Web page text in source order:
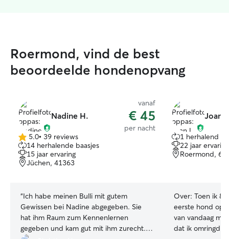
Roermond, vind de best
beoordeelde hondenopvang
Nadine H.
vanaf
€ 45
per nacht
5.0
van
5
sterren
5.0• 39 reviews
14 herhalende baasjes
15 jaar ervaring
Jüchen, 41363
“Ich habe meinen Bulli mit gutem
Gewissen bei Nadine abgegeben. Sie
hat ihm Raum zum Kennenlernen
gegeben und kam gut mit ihm zurecht.
Joan
1 herhalend
22 jaar ervaring
Roermond,
Over: Toen ik 8
eerste hond op
van vandaag
dat ik omringd